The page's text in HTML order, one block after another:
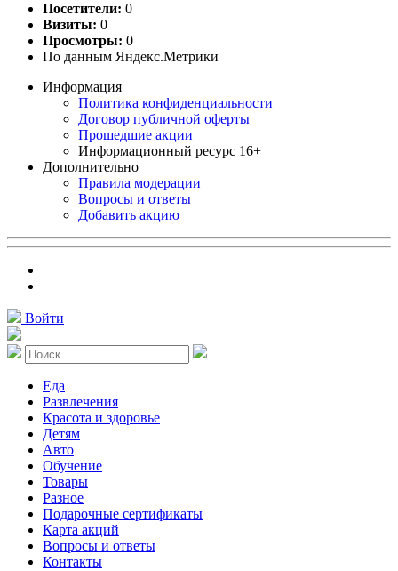
Посетители: 0
Визиты: 0
Просмотры: 0
По данным Яндекс.Метрики
Информация
Политика конфиденциальности
Договор публичной оферты
Прошедшие акции
Информационный ресурс 16+
Дополнительно
Правила модерации
Вопросы и ответы
Добавить акцию
Войти
Еда
Развлечения
Красота и здоровье
Детям
Авто
Обучение
Товары
Разное
Подарочные сертификаты
Карта акций
Вопросы и ответы
Контакты